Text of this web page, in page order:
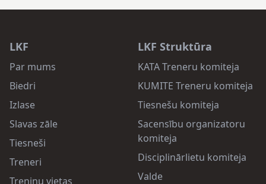
LKF
Par mums
Biedri
Izlase
Slavas zāle
Tiesneši
Treneri
Treniņu vietas
LKF Struktūra
KATA Treneru komiteja
KUMITE Treneru komiteja
Tiesnešu komiteja
Sacensību organizatoru
komiteja
Disciplinārlietu komiteja
Valde